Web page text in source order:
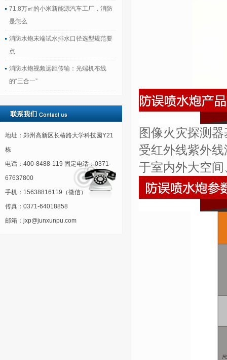
71.8万㎡的小米新能源汽车工厂，消防
是怎么
消防水炮末端试水排水口径选型规范要
点
消防水炮视频远距传输：光端机布线
的“三合一”
地址：郑州高新区长椿路大学科技园Y21
栋
电话：400-8488-119 固定电话：0371-
67637800
手机：15638816119（微信）
传真：0371-64018858
邮箱：jxp@junxunpu.com
图像火灾探测
受红外线紫外
于室内外大空